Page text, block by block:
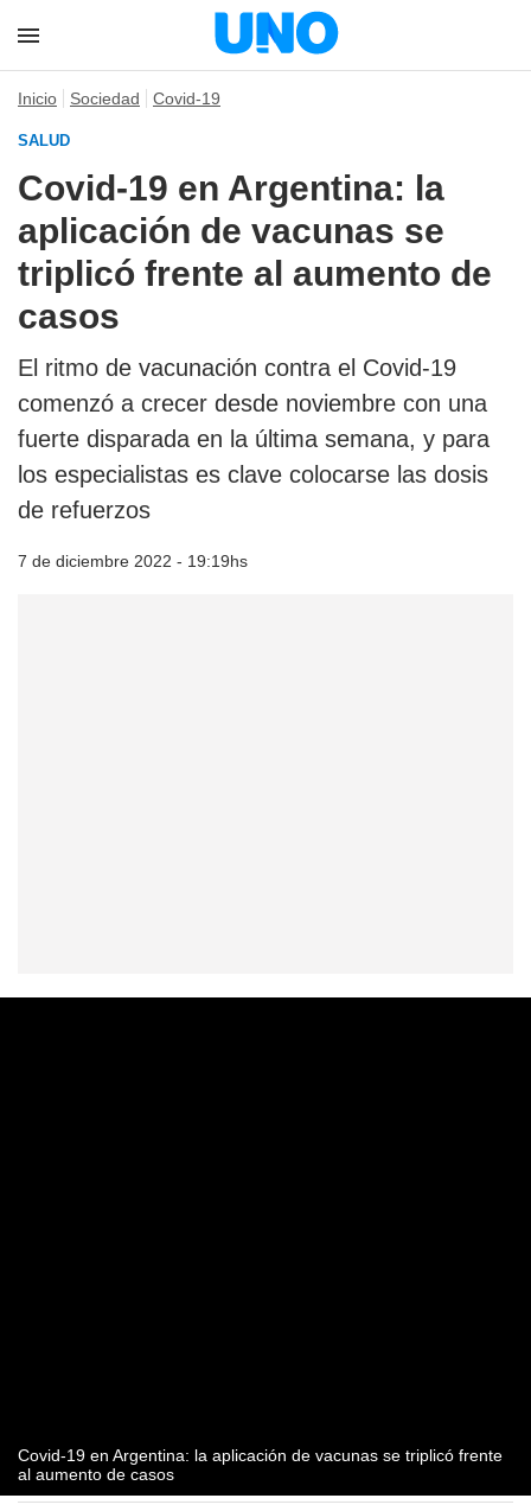
Inicio Sociedad Covid-19
SALUD
Covid-19 en Argentina: la
aplicación de vacunas se
triplicó frente al aumento de
casos
El ritmo de vacunación contra el Covid-19
comenzó a crecer desde noviembre con una
fuerte disparada en la última semana, y para
los especialistas es clave colocarse las dosis
de refuerzos
7 de diciembre 2022 - 19:19hs
Covid-19 en Argentina: la aplicación de vacunas se triplicó frente
al aumento de casos